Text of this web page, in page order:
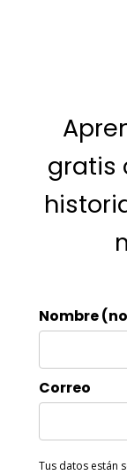
gratis
Nombre
Correo
Tus datos están